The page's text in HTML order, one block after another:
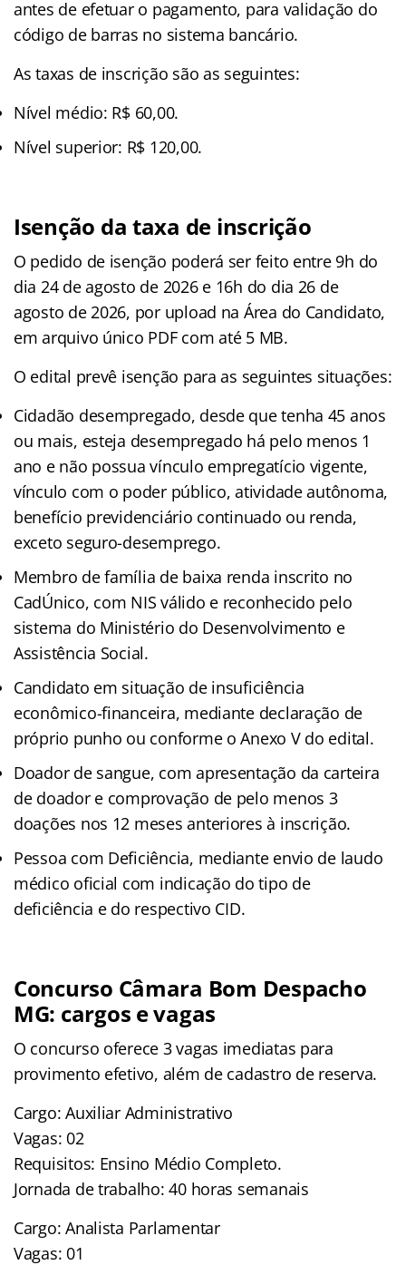
antes de efetuar o pagamento, para validação do
código de barras no sistema bancário.
As taxas de inscrição são as seguintes:
Nível médio: R$ 60,00.
Nível superior: R$ 120,00.
Isenção da taxa de inscrição
O pedido de isenção poderá ser feito entre 9h do
dia 24 de agosto de 2026 e 16h do dia 26 de
agosto de 2026, por upload na Área do Candidato,
em arquivo único PDF com até 5 MB.
O edital prevê isenção para as seguintes situações:
Cidadão desempregado, desde que tenha 45 anos
ou mais, esteja desempregado há pelo menos 1
ano e não possua vínculo empregatício vigente,
vínculo com o poder público, atividade autônoma,
benefício previdenciário continuado ou renda,
exceto seguro-desemprego.
Membro de família de baixa renda inscrito no
CadÚnico, com NIS válido e reconhecido pelo
sistema do Ministério do Desenvolvimento e
Assistência Social.
Candidato em situação de insuficiência
econômico-financeira, mediante declaração de
próprio punho ou conforme o Anexo V do edital.
Doador de sangue, com apresentação da carteira
de doador e comprovação de pelo menos 3
doações nos 12 meses anteriores à inscrição.
Pessoa com Deficiência, mediante envio de laudo
médico oficial com indicação do tipo de
deficiência e do respectivo CID.
Concurso Câmara Bom Despacho
MG: cargos e vagas
O concurso oferece 3 vagas imediatas para
provimento efetivo, além de cadastro de reserva.
Cargo: Auxiliar Administrativo
Vagas: 02
Requisitos: Ensino Médio Completo.
Jornada de trabalho: 40 horas semanais
Cargo: Analista Parlamentar
Vagas: 01